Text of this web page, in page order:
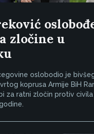
zločine u
oslobodio je
koprusa Armije BiH
za ratni zločin protiv